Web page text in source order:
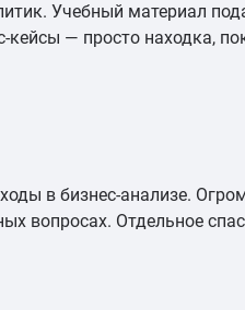
Учебный материал
— просто находка,
в бизнес-анализе.
вопросах. Отдельное